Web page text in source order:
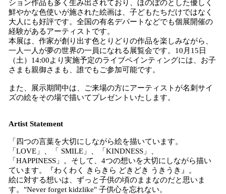
ション作品も多く生み出されており、ほのぼのとした優しく
鮮やかな色使いが施された絵画は、子どもたちだけではなく
大人にも好評です。全国の有名デパートなどでも個展開催の
経験があるアーティストです。
本展は、作家が創り出す色とりどりの作品を楽しみながら、
一人一人が夢の世界の一員になれる展覧会です。10月15日
（土）14:00より実施予定のライブペインティングには、お子
さまも親御さまも、誰でもご参加可能です。
また、展示期間中は、ご来場の方にアーティストが名刺サイ
ズの絵をその場で描いてプレゼントいたします。
Artist Statement
「四つの言葉を大切にしながら絵を描いています。
「LOVE」、「 SMILE」、「KINDNESS」、
「HAPPINESS」。そして、4つの想いを大切にしながら描い
ています。『わくわく きらきら どきどき うきうき』。
絵に対する想いは、ずっと子供の頃のままなのだと思いま
す。"Never forget kidzlike" 子供心を忘れない。